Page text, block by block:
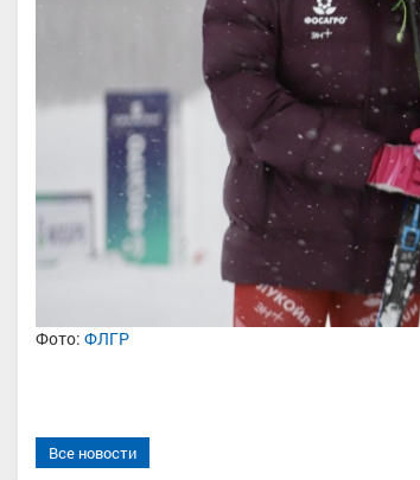
Фото: ФЛГР
Все новости